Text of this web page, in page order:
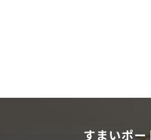
すまいポ